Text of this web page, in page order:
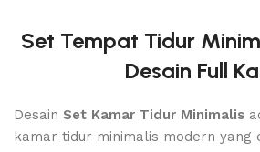
Set Tempat Tidur
Desain Full
Desain Set Kamar Tidur Minimalis
kamar tidur minimalis modern yang